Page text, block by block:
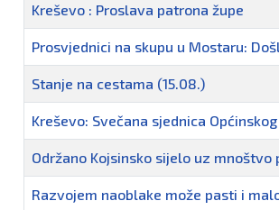
Kreševo : Proslava patrona župe
Prosvjednici na skupu u Mostaru:
Stanje na cestama (15.08.)
Kreševo: Svečana sjednica
Održano Kojsinsko sijelo uz mnoštvo
Razvojem naoblake može pasti i